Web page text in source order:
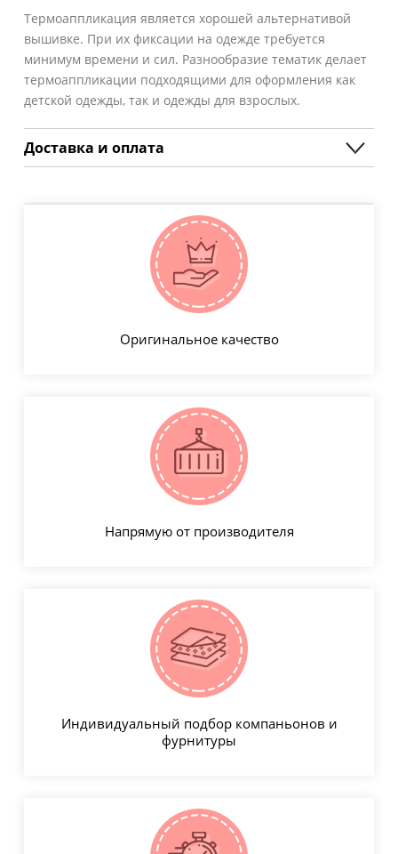
Термоаппликация является хорошей альтернативой
вышивке. При их фиксации на одежде требуется
минимум времени и сил. Разнообразие тематик делает
термоаппликации подходящими для оформления как
детской одежды, так и одежды для взрослых.
Доставка и оплата
Оригинальное качество
Напрямую от производителя
Индивидуальный подбор компаньонов и
фурнитуры